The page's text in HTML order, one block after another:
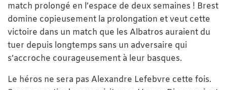
match prolongé en l’espace de deux semaines ! Brest
domine copieusement la prolongation et veut cette
victoire dans un match que les Albatros auraient du
tuer depuis longtemps sans un adversaire qui
s’accroche courageusement à leur basques.
Le héros ne sera pas Alexandre Lefebvre cette fois.